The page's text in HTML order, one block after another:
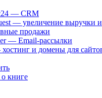
— CRM
— увеличение выручки и
продажи
— Email-рассылки
и домены для
книге